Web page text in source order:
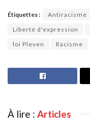
Étiquettes : Antiracisme
Liberté d'expression
loi Pleven
Racisme
À lire : Articles